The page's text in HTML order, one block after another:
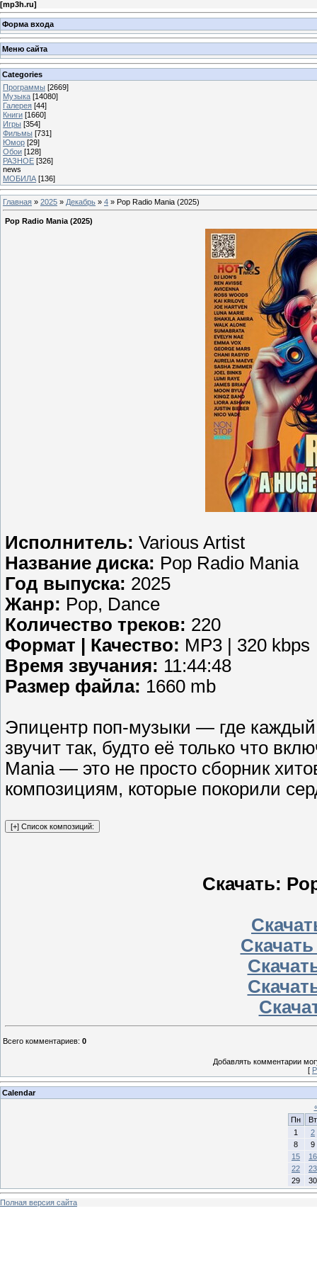
[mp3h.ru]
Форма входа
Меню сайта
Categories
Программы [2669]
Музыка [14080]
Галерея [44]
Книги [1660]
Игры [354]
Фильмы [731]
Юмор [29]
Обои [128]
РАЗНОЕ [326]
news
МОБИЛА [136]
Главная » 2025 » Декабрь » 4 » Pop Radio Mania (2025)
Pop Radio Mania (2025)
Исполнитель: Various Artist
Название диска: Pop Radio Mania
Год выпуска: 2025
Жанр: Pop, Dance
Количество треков: 220
Формат | Качество: MP3 | 320 kbps
Время звучания: 11:44:48
Размер файла: 1660 mb
Эпицентр поп-музыки — где каждый
звучит так, будто её только что
Mania — это не просто сборник
композициям, которые покорили
Скачать:
Всего комментариев: 0
Добавлять комментарии
[
Calendar
Пн
Вт
1
2
8
9
15
16
22
23
29
30
Полная версия сайта